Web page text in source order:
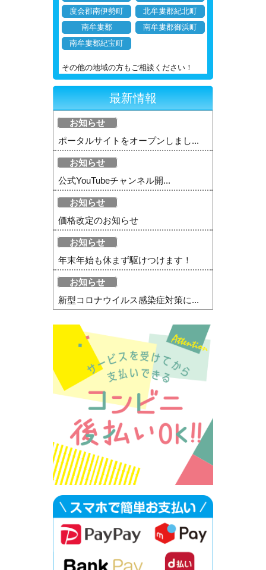
度会郡南伊勢町
北牟婁郡紀北町
南牟婁郡
南牟婁郡御浜町
南牟婁郡紀宝町
その他の地域の方もご相談ください！
最新情報
お知らせ
ポータルサイトをオープンしまし...
お知らせ
公式YouTubeチャンネル開...
お知らせ
価格改定のお知らせ
お知らせ
年末年始も休まず駆けつけます！
お知らせ
新型コロナウイルス感染症対策に...